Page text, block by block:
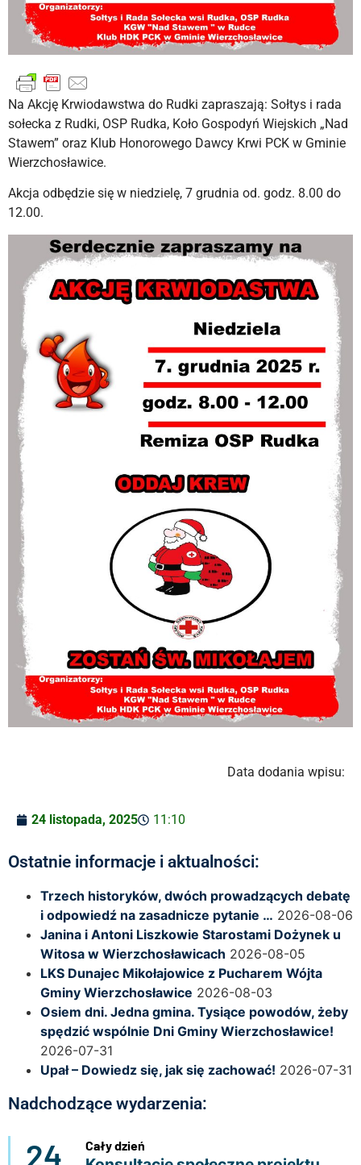
Na Akcję Krwiodawstwa do Rudki zapraszają: Sołtys i rada
sołecka z Rudki, OSP Rudka, Koło Gospodyń Wiejskich „Nad
Stawem” oraz Klub Honorowego Dawcy Krwi PCK w Gminie
Wierzchosławice.
Akcja odbędzie się w niedzielę, 7 grudnia od. godz. 8.00 do
12.00.
Data dodania wpisu:
24 listopada, 2025 11:10
Ostatnie informacje i aktualności:
Trzech historyków, dwóch prowadzących debatę
i odpowiedź na zasadnicze pytanie … 2026-08-06
Janina i Antoni Liszkowie Starostami Dożynek u
Witosa w Wierzchosławicach 2026-08-05
LKS Dunajec Mikołajowice z Pucharem Wójta
Gminy Wierzchosławice 2026-08-03
Osiem dni. Jedna gmina. Tysiące powodów, żeby
spędzić wspólnie Dni Gminy Wierzchosławice!
2026-07-31
Upał – Dowiedz się, jak się zachować! 2026-07-31
Nadchodzące wydarzenia:
24 Cały dzień